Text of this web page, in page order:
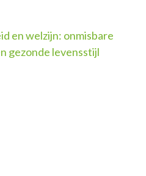
en welzijn: onmisbare
gezonde levensstijl